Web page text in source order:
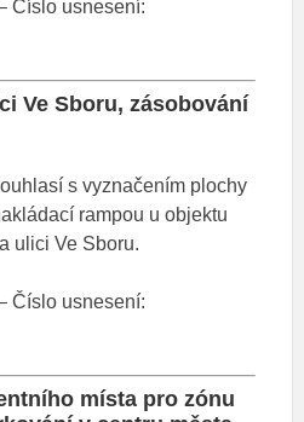
Číslo usnesení:
Ve Sboru, zásobování
s vyznačením plochy
rampou u objektu
ulici Ve Sboru.
Číslo usnesení:
místa pro zónu